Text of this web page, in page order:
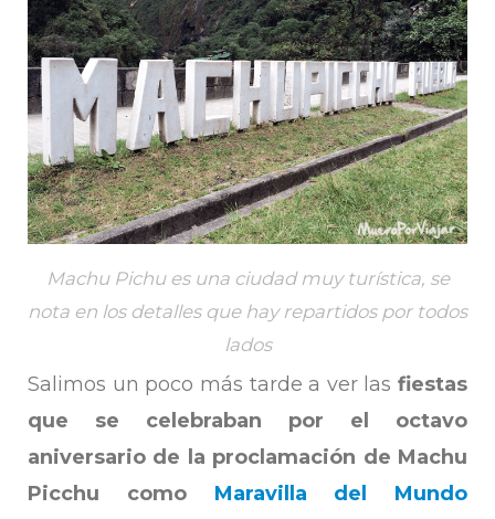
Machu Pichu es una ciudad muy turística, se
nota en los detalles que hay repartidos por todos
lados
Salimos un poco más tarde a ver las fiestas
que se celebraban por el octavo
aniversario de la proclamación de Machu
Picchu como Maravilla del Mundo